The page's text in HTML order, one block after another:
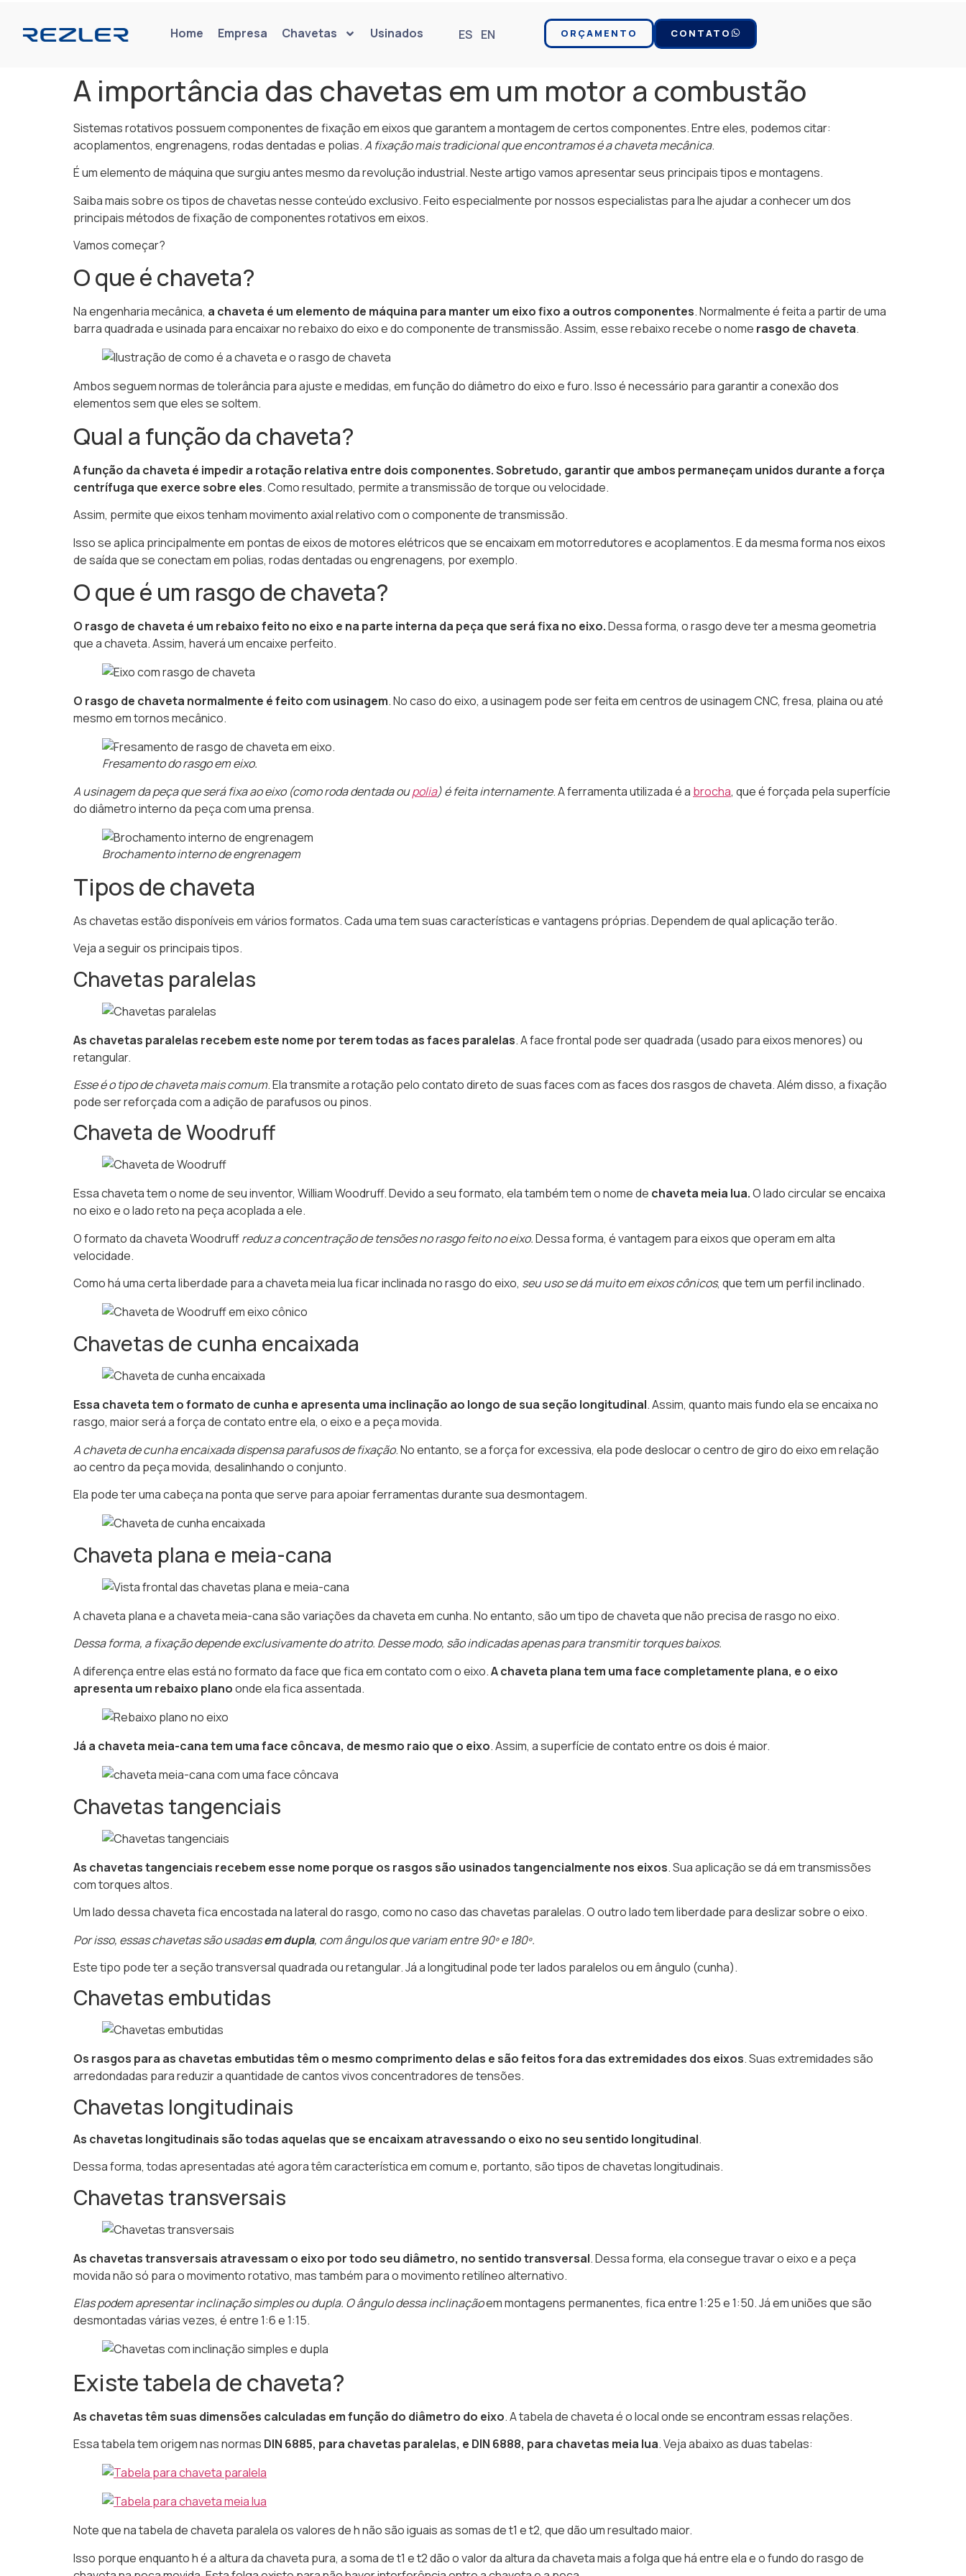
Home Empresa Chavetas Usinados ES EN ORÇAMENTO CONTATO
A importância das chavetas em um motor a combustão
Sistemas rotativos possuem componentes de fixação em eixos que garantem a montagem de certos componentes. Entre eles, podemos citar:
acoplamentos, engrenagens, rodas dentadas e polias.A fixação mais tradicional que encontramos é a chaveta mecânica.
É um elemento de máquina que surgiu antes mesmo da revolução industrial. Neste artigo vamos apresentar seus principais tipos e montagens.
Saiba mais sobre os tipos de chavetas nesse conteúdo exclusivo. Feito especialmente por nossos especialistas para lhe ajudar a conhecer um dos
principais métodos de fixação de componentes rotativos em eixos.
Vamos começar?
O que é chaveta?
Na engenharia mecânica, a chaveta é um elemento de máquina para manter um eixo fixo a outros componentes. Normalmente é feita a partir de uma
barra quadrada e usinada para encaixar no rebaixo do eixo e do componente de transmissão. Assim, esse rebaixo recebe o nome rasgo de chaveta.
Ambos seguem normas de tolerância para ajuste e medidas, em função do diâmetro do eixo e furo. Isso é necessário para garantir a conexão dos
elementos sem que eles se soltem.
Qual a função da chaveta?
A função da chaveta é impedir a rotação relativa entre dois componentes. Sobretudo, garantir que ambos permaneçam unidos durante a força
centrífuga que exerce sobre eles. Como resultado, permite a transmissão de torque ou velocidade.
Assim, permite que eixos tenham movimento axial relativo com o componente de transmissão.
Isso se aplica principalmente em pontas de eixos de motores elétricos que se encaixam em motorredutores e acoplamentos. E da mesma forma nos eixos
de saída que se conectam em polias, rodas dentadas ou engrenagens, por exemplo.
O que é um rasgo de chaveta?
O rasgo de chaveta é um rebaixo feito no eixo e na parte interna da peça que será fixa no eixo.Dessa forma, o rasgo deve ter a mesma geometria
que a chaveta. Assim, haverá um encaixe perfeito.
O rasgo de chaveta normalmente é feito com usinagem. No caso do eixo, a usinagem pode ser feita em centros de usinagem CNC, fresa, plaina ou até
mesmo em tornos mecânico.
Fresamento do rasgo em eixo.
A usinagem da peça que será fixa ao eixo (comoroda dentadaoupolia) é feita internamente. A ferramenta utilizada é a brocha, que é forçada pela superfície
do diâmetro interno da peça com uma prensa.
Brochamento interno de engrenagem
Tipos de chaveta
As chavetas estão disponíveis em vários formatos. Cada uma tem suas características e vantagens próprias. Dependem de qual aplicação terão.
Veja a seguir os principais tipos.
Chavetas paralelas
As chavetas paralelas recebem este nome por terem todas as faces paralelas. A face frontal pode ser quadrada (usado para eixos menores) ou
retangular.
Esse é o tipo de chaveta mais comum. Ela transmite a rotação pelo contato direto de suas faces com as faces dos rasgos de chaveta. Além disso, a fixação
pode ser reforçada com a adição de parafusos ou pinos.
Chaveta de Woodruff
Essa chaveta tem o nome de seu inventor, William Woodruff. Devido a seu formato, ela também tem o nome de chaveta meia lua.O lado circular se encaixa
no eixo e o lado reto na peça acoplada a ele.
O formato da chaveta Woodruffreduz a concentração de tensões no rasgo feito no eixo.Dessa forma, é vantagem para eixos que operam em alta
velocidade.
Como há uma certa liberdade para a chaveta meia lua ficar inclinada no rasgo do eixo, seu uso se dá muito em eixos cônicos, que tem um perfil inclinado.
Chavetas de cunha encaixada
Essa chaveta tem o formato de cunha e apresenta uma inclinação ao longo de sua seção longitudinal. Assim, quanto mais fundo ela se encaixa no
rasgo, maior será a força de contato entre ela, o eixo e a peça movida.
A chaveta de cunha encaixada dispensa parafusos de fixação. No entanto, se a força for excessiva, ela pode deslocar o centro de giro do eixo em relação
ao centro da peça movida, desalinhando o conjunto.
Ela pode ter uma cabeça na ponta que serve para apoiar ferramentas durante sua desmontagem.
Chaveta plana e meia-cana
A chaveta plana e a chaveta meia-cana são variações da chaveta em cunha. No entanto, são um tipo de chaveta que não precisa de rasgo no eixo.
Dessa forma, a fixação depende exclusivamente do atrito. Desse modo, são indicadas apenas para transmitir torques baixos.
A diferença entre elas está no formato da face que fica em contato com o eixo.A chaveta plana tem uma face completamente plana, e o eixo
apresenta um rebaixo planoonde ela fica assentada.
Já a chaveta meia-cana tem uma face côncava, de mesmo raio que o eixo. Assim, a superfície de contato entre os dois é maior.
Chavetas tangenciais
As chavetas tangenciais recebem esse nome porque os rasgos são usinados tangencialmente nos eixos. Sua aplicação se dá em transmissões
com torques altos.
Um lado dessa chaveta fica encostada na lateral do rasgo, como no caso das chavetas paralelas. O outro lado tem liberdade para deslizar sobre o eixo.
Por isso, essas chavetas são usadasem dupla, com ângulos que variam entre 90º e 180º.
Este tipo pode ter a seção transversal quadrada ou retangular. Já a longitudinal pode ter lados paralelos ou em ângulo (cunha).
Chavetas embutidas
Os rasgos para as chavetas embutidas têm o mesmo comprimento delas e são feitos fora das extremidades dos eixos. Suas extremidades são
arredondadas para reduzir a quantidade de cantos vivos concentradores de tensões.
Chavetas longitudinais
As chavetas longitudinais são todas aquelas que se encaixam atravessando o eixo no seu sentido longitudinal.
Dessa forma, todas apresentadas até agora têm característica em comum e, portanto, são tipos de chavetas longitudinais.
Chavetas transversais
As chavetas transversais atravessam o eixo por todo seu diâmetro, no sentido transversal. Dessa forma, ela consegue travar o eixo e a peça
movida não só para o movimento rotativo, mas também para o movimento retilíneo alternativo.
Elas podem apresentar inclinação simples ou dupla. O ângulo dessa inclinaçãoem montagens permanentes, fica entre 1:25 e 1:50. Já em uniões que são
desmontadas várias vezes, é entre 1:6 e 1:15.
Existe tabela de chaveta?
As chavetas têm suas dimensões calculadas em função do diâmetro do eixo. A tabela de chaveta é o local onde se encontram essas relações.
Essa tabela tem origem nas normas DIN 6885, para chavetas paralelas, e DIN 6888, para chavetas meia lua. Veja abaixo as duas tabelas:
Note que na tabela de chaveta paralela os valores de h não são iguais as somas de t1 e t2, que dão um resultado maior.
Isso porque enquanto h é a altura da chaveta pura, a soma de t1 e t2 dão o valor da altura da chaveta mais a folga que há entre ela e o fundo do rasgo de